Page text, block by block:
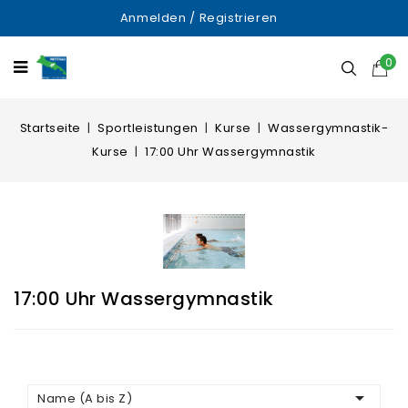
Anmelden / Registrieren
0
Startseite Sportleistungen Kurse
Wassergymnastik-
Kurse
17:00 Uhr Wassergymnastik
17:00 Uhr Wassergymnastik
Name (A bis Z) 